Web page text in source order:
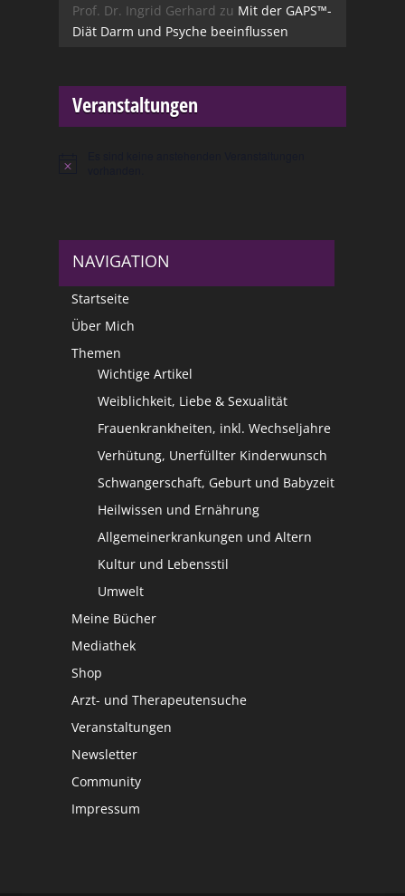
Prof. Dr. Ingrid Gerhard zu Mit der GAPS™-
Diät Darm und Psyche beeinflussen
Veranstaltungen
Hinweis
NAVIGATION
Startseite
Über Mich
Themen
Wichtige Artikel
Weiblichkeit, Liebe & Sexualität
Frauenkrankheiten, inkl. Wechseljahre
Verhütung, Unerfüllter Kinderwunsch
Schwangerschaft, Geburt und Babyzeit
Heilwissen und Ernährung
Allgemeinerkrankungen und Altern
Kultur und Lebensstil
Umwelt
Meine Bücher
Mediathek
Shop
Arzt- und Therapeutensuche
Veranstaltungen
Newsletter
Community
Impressum